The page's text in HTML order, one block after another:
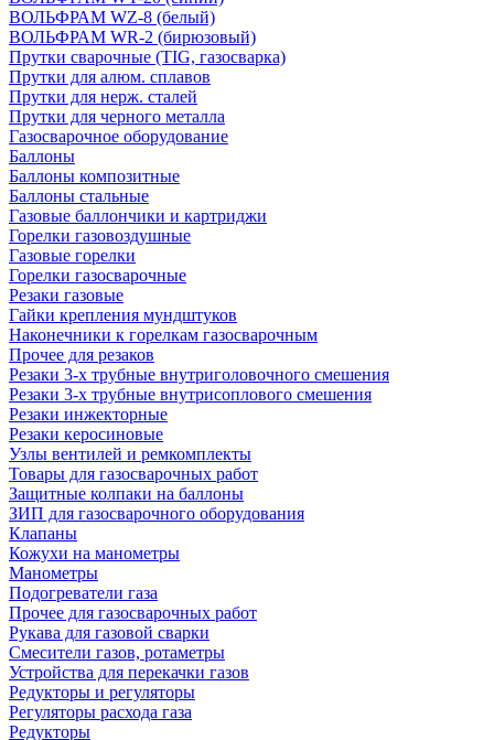
ВОЛЬФРАМ WZ-8 (белый)
ВОЛЬФРАМ WR-2 (бирюзовый)
Прутки сварочные (TIG, газосварка)
Прутки для алюм. сплавов
Прутки для нерж. сталей
Прутки для черного металла
Газосварочное оборудование
Баллоны
Баллоны композитные
Баллоны стальные
Газовые баллончики и картриджи
Горелки газовоздушные
Газовые горелки
Горелки газосварочные
Резаки газовые
Гайки крепления мундштуков
Наконечники к горелкам газосварочным
Прочее для резаков
Резаки 3-х трубные внутриголовочного смешения
Резаки 3-х трубные внутрисоплового смешения
Резаки инжекторные
Резаки керосиновые
Узлы вентилей и ремкомплекты
Товары для газосварочных работ
Защитные колпаки на баллоны
ЗИП для газосварочного оборудования
Клапаны
Кожухи на манометры
Манометры
Подогреватели газа
Прочее для газосварочных работ
Рукава для газовой сварки
Смесители газов, ротаметры
Устройства для перекачки газов
Редукторы и регуляторы
Регуляторы расхода газа
Редукторы